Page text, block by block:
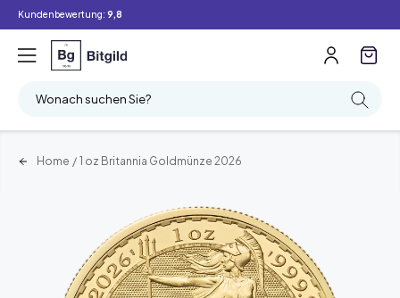
Kundenbewertung: 9,8
Wonach suchen Sie?
Home / 1 oz Britannia Goldmünze 2026